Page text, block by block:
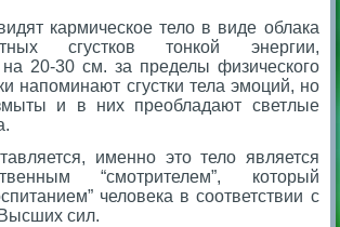
кармическое тело в виде облака
сгустков тонкой энергии,
20-30 см. за пределы физического
напоминают сгустки тела эмоций, но
и в них преобладают светлые
именно это тело является
“смотрителем”, который
человека в соответствии с
сил.